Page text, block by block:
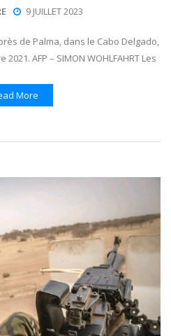
9 JUILLET 2023
de Palma, dans le Cabo Delgado,
AFP – SIMON WOHLFAHRT Les
More